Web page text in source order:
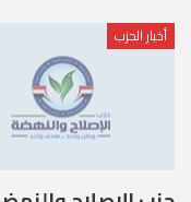
أخبار الحزب